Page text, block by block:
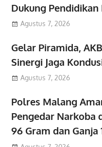
Dukung
Agustus 7, 2026
Gelar Piramida,
Sinergi Jaga
Agustus 7, 2026
Polres Malang
Pengedar Narkoba
96 Gram dan Ganja